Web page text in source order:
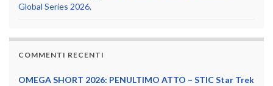
Global Series 2026.
COMMENTI RECENTI
OMEGA SHORT 2026: PENULTIMO ATTO – STIC Star Trek